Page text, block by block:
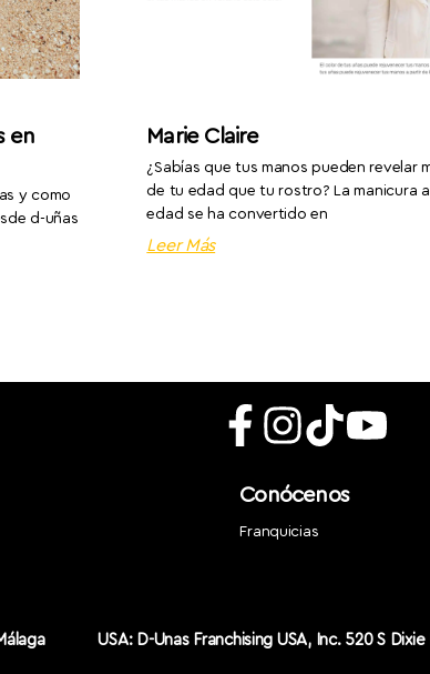
en
y como
d-uñas
Marie Claire
¿Sabías que tus manos pueden revelar
de tu edad que tu rostro? La manicura
edad se ha convertido en
Leer Más
Conócenos
Franquicias
USA: D-Unas Franchising USA, Inc. 520 S